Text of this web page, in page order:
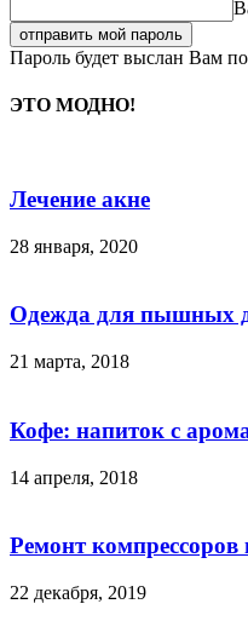
Пароль будет выслан Вам
ЭТО МОДНО!
Лечение акне
28 января, 2020
Одежда для пышных
21 марта, 2018
Кофе: напиток с
14 апреля, 2018
Ремонт компрессоров
22 декабря, 2019